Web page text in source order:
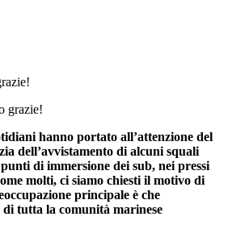
hanno portato all’attenzione del
dell’avvistamento di alcuni squali
di immersione dei sub, nei pressi
molti, ci siamo chiesti il motivo di
principale è che
di tutta la comunità marinese